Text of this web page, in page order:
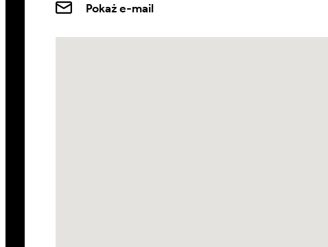
Pokaż e-mail